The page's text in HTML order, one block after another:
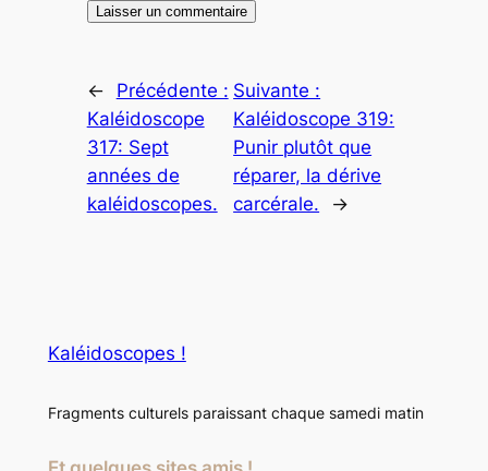
←
Précédente :
Kaléidoscope
317: Sept
années de
kaléidoscopes.
Suivante :
Kaléidoscope 319:
Punir plutôt que
réparer, la dérive
carcérale.
→
Kaléidoscopes !
Fragments culturels paraissant chaque samedi matin